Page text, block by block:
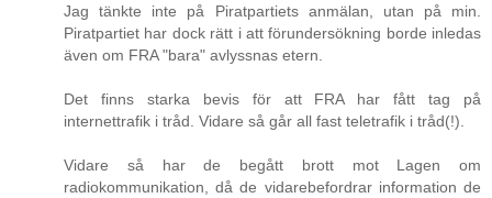
Jag tänkte inte på Piratpartiets anmälan, utan på min.
Piratpartiet har dock rätt i att förundersökning borde inledas
även om FRA "bara" avlyssnas etern.
Det finns starka bevis för att FRA har fått tag på
internettrafik i tråd. Vidare så går all fast teletrafik i tråd(!).
Vidare så har de begått brott mot Lagen om
radiokommunikation, då de vidarebefordrar information de